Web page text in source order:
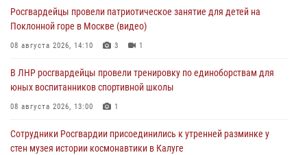
Росгвардейцы провели патриотическое занятие для детей на
Поклонной горе в Москве (видео)
08 августа 2026, 14:10 3 1
В ЛНР росгвардейцы провели тренировку по единоборствам для
юных воспитанников спортивной школы
08 августа 2026, 13:00 1
Сотрудники Росгвардии присоединились к утренней разминке у
стен музея истории космонавтики в Калуге